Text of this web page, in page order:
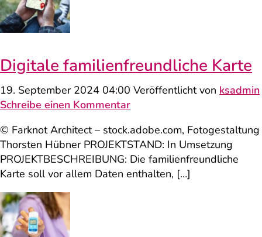
Digitale familienfreundliche Karte
19. September 2024 04:00 Veröffentlicht von ksadmin
Schreibe einen Kommentar
© Farknot Architect – stock.adobe.com, Fotogestaltung
Thorsten Hübner PROJEKTSTAND: In Umsetzung
PROJEKTBESCHREIBUNG: Die familienfreundliche
Karte soll vor allem Daten enthalten, […]